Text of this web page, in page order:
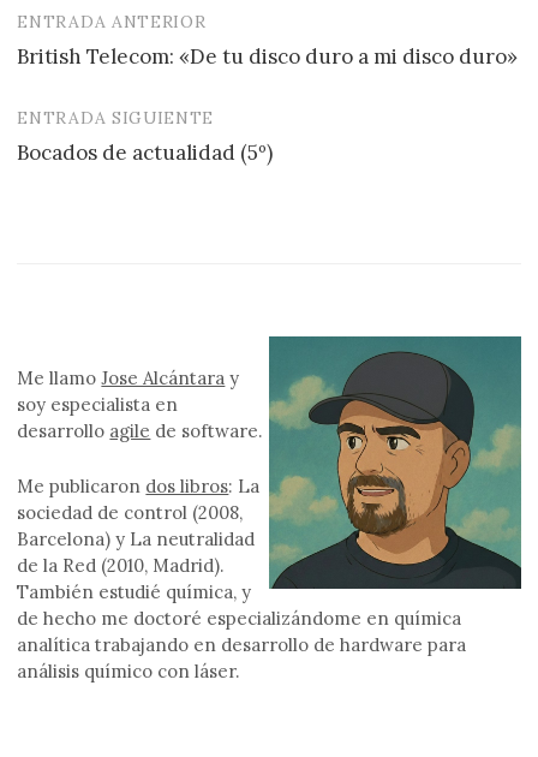
Navegación
de
entradas
ENTRADA ANTERIOR
British Telecom: «De tu disco duro a mi disco duro»
ENTRADA SIGUIENTE
Bocados de actualidad (5º)
Me llamoJose Alcántara y
soy especialista en
desarrollo agile de software.
Me publicaron dos libros: La
sociedad de control (2008,
Barcelona) y La neutralidad
de la Red (2010, Madrid).
También estudié química, y
de hecho me doctoré especializándome en química
analítica trabajando en desarrollo de hardware para
análisis químico con láser.